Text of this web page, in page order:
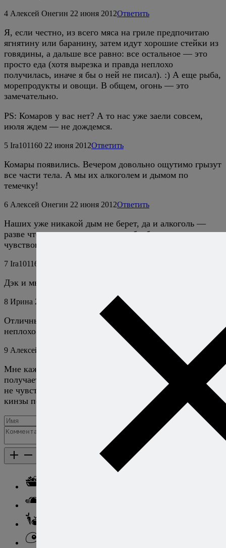
4 Алексей Онегин 22 июня 2012Ответить
Я, если честно, из всего мяса на гриле предпочитаю
ягнятину или баранину, затем идут хорошие стейки из
говядины, а дальше все равно: все остальное — это
просто еда (хотя вырезка и правда неплохо
получилась, иначе я бы о ней не писал). :) А еще рыба,
морепродукты и овощи. В общем, огонь — это
замечательно.
PS: Комаров у вас нет? А то нас уже заели совсем,
июля ждем — не дождемся.
5 Ira101160 22 июня 2012Ответить
Комары появились. Вечером довольно ощутимо грызут
все части тела. А мы их алкоголем и дымом по
темечку!
6 Алексей Онегин 22 июня 2012Ответить
Наших уже никакой дым не берет, да и алкоголь —
разве что внутрь принимать, чтобы боли не
чувствовать.
7 Ira101160
Дэк и мы — внутрь!
8 Ирина 20 января 2017 Ответить
Отличный рецепт.Я еще к луку добавляю кинзу, тоже
неплохо получается.
9 Алексей Онегин Ответить
Мне кажется, в маринаде от кинзы мало толку, аромат
получается достаточно тонким, и после обжарки уже
не чувствуется. Лучше сверху при подаче свежей
кинзы побросать, так вернее будет.
Добавить комментарий
Каталог рецептов